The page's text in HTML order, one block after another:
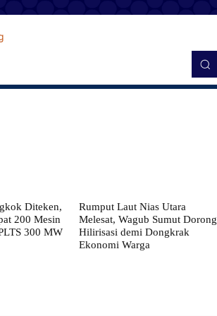
Diteken,
200 Mesin
300 MW
Rumput Laut Nias Utara
Melesat, Wagub Sumut Dorong
Hilirisasi demi Dongkrak
Ekonomi Warga